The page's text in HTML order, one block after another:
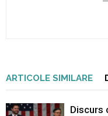
ARTICOLE SIMILARE
Discurs